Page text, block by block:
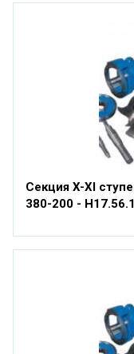
Секция X-XI
380-200 -